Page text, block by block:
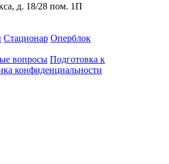
д. 18/28 пом. 1П
Стационар Оперблок
вопросы Подготовка к
конфиденциальности